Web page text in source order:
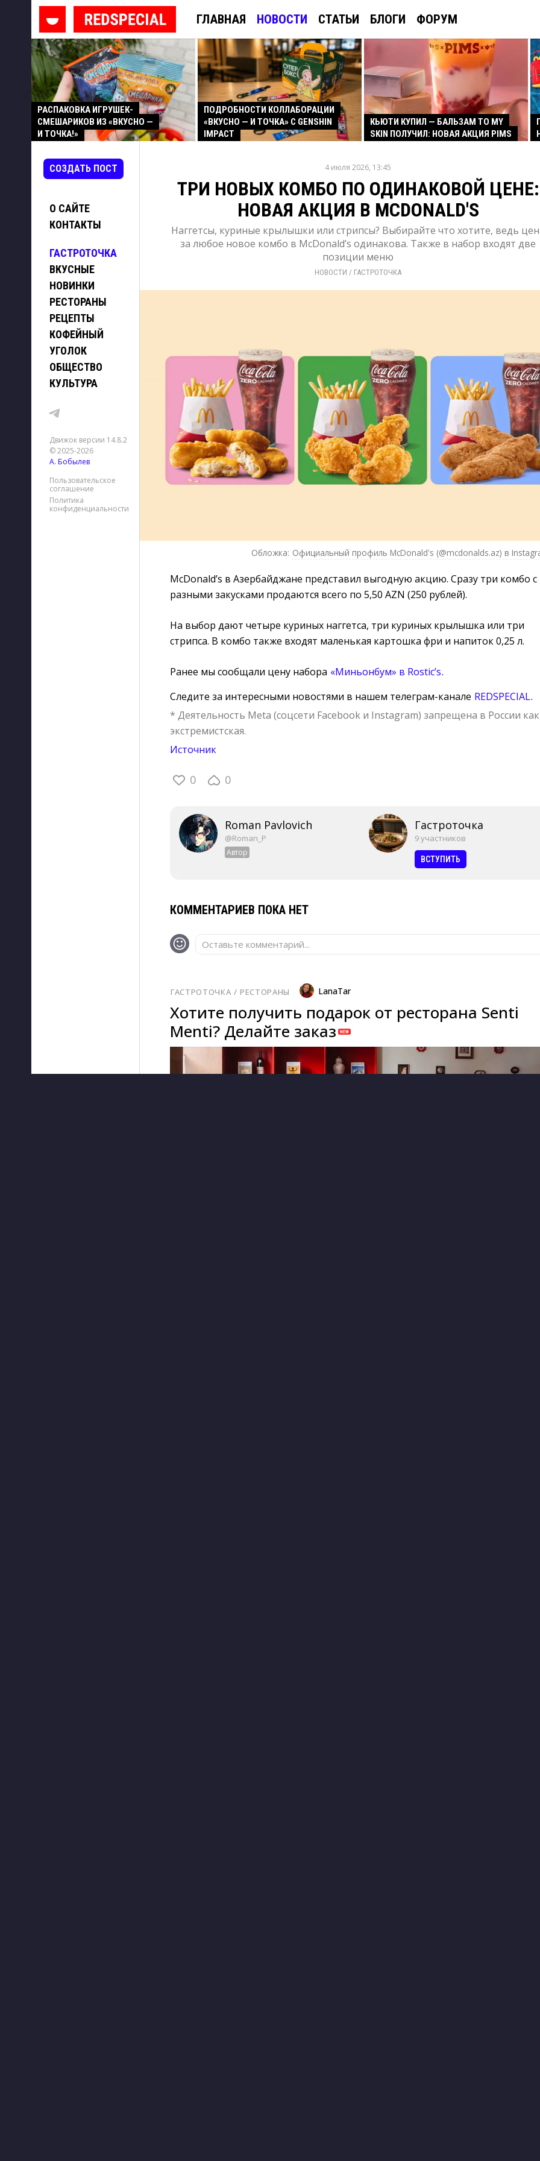
ГЛАВНАЯ НОВОСТИ СТАТЬИ БЛОГИ ФОРУМ
РАСПАКОВКА ИГРУШЕК-
СМЕШАРИКОВ ИЗ «ВКУСНО —
И ТОЧКА!»
ПОДРОБНОСТИ КОЛЛАБОРАЦИИ
«ВКУСНО — И ТОЧКА» С GENSHIN
IMPACT
КЬЮТИ КУПИЛ — БАЛЬЗАМ TO MY
SKIN ПОЛУЧИЛ: НОВАЯ АКЦИЯ PIMS
СОЗДАТЬ ПОСТ
О САЙТЕ
КОНТАКТЫ
ГАСТРОТОЧКА
ВКУСНЫЕ
НОВИНКИ
РЕСТОРАНЫ
РЕЦЕПТЫ
КОФЕЙНЫЙ
УГОЛОК
ОБЩЕСТВО
КУЛЬТУРА
Движок версии 14.8.2
© 2025-2026
А. Бобылев
Пользовательское
соглашение
Политика
конфиденциальности
4 июля 2026, 13:45
ТРИ НОВЫХ КОМБО ПО ОДИНАКОВОЙ ЦЕНЕ:
НОВАЯ АКЦИЯ В MCDONALD'S
Наггетсы, куриные крылышки или стрипсы? Выбирайте что хотите, ведь
за любое новое комбо в McDonald’s одинакова. Также в набор входят две
позиции меню
НОВОСТИ / ГАСТРОТОЧКА
Обложка: Официальный профиль McDonald's (@mcdonalds.az) в
McDonald’s в Азербайджане представил выгодную акцию. Сразу три комбо с
разными закусками продаются всего по 5,50 AZN (250 рублей).
На выбор дают четыре куриных наггетса, три куриных крылышка или три
стрипса. В комбо также входят маленькая картошка фри и напиток 0,25 л.
Ранее мы сообщали цену набора «Миньонбум» в Rostic’s.
Следите за интересными новостями в нашем телеграм-канале REDSPECIAL.
* Деятельность Meta (соцсети Facebook и Instagram) запрещена в России как
экстремистская.
Источник
0 0
Roman Pavlovich
@Roman_P
Автор
Гастроточка
9 участников
ВСТУПИТЬ
КОММЕНТАРИЕВ ПОКА НЕТ
Оставьте комментарий...
ГАСТРОТОЧКА / РЕСТОРАНЫ LanaTar
Хотите получить подарок от ресторана Senti
Menti? Делайте заказ